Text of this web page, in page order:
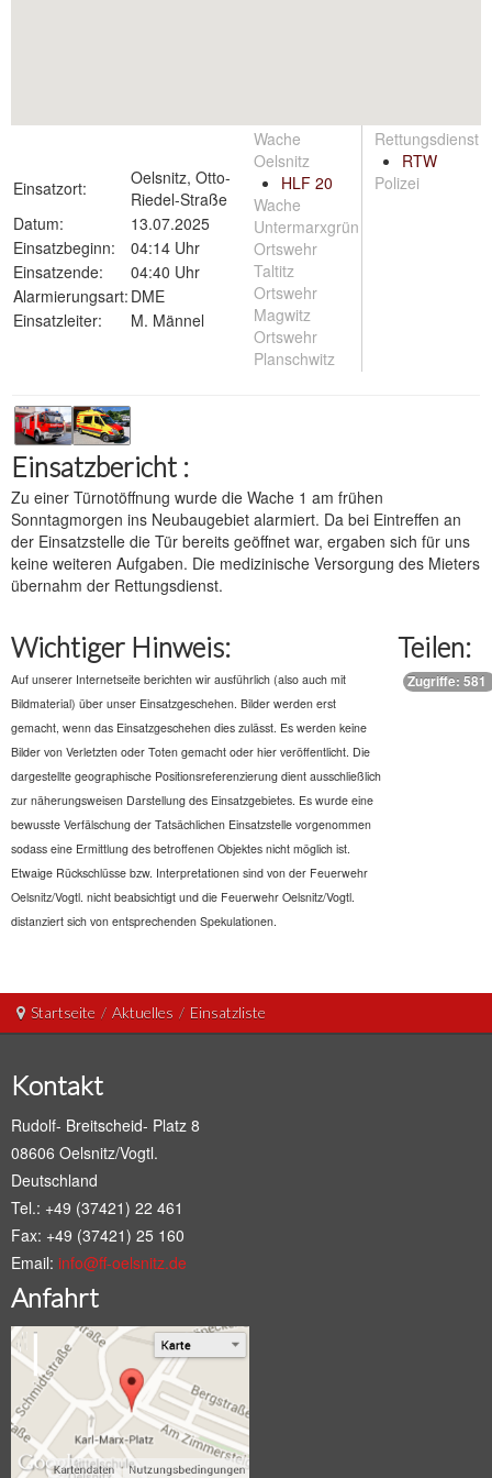
Einsatzort:
Oelsnitz, Otto-
Riedel-Straße
Datum:
13.07.2025
Einsatzbeginn:
04:14 Uhr
Einsatzende:
04:40 Uhr
Alarmierungsart: DME
Einsatzleiter:
M. Männel
Wache
Oelsnitz
HLF 20
Wache
Untermarxgrün
Ortswehr
Taltitz
Ortswehr
Magwitz
Ortswehr
Planschwitz
Rettungsdienst
RTW
Polizei
Einsatzbericht :
Zu einer Türnotöffnung wurde die Wache 1 am frühen
Sonntagmorgen ins Neubaugebiet alarmiert. Da bei Eintreffen an
der Einsatzstelle die Tür bereits geöffnet war, ergaben sich für uns
keine weiteren Aufgaben. Die medizinische Versorgung des Mieters
übernahm der Rettungsdienst.
Wichtiger Hinweis:
Auf unserer Internetseite berichten wir ausführlich (also auch mit
Bildmaterial) über unser Einsatzgeschehen. Bilder werden erst
gemacht, wenn das Einsatzgeschehen dies zulässt. Es werden keine
Bilder von Verletzten oder Toten gemacht oder hier veröffentlicht. Die
dargestellte geographische Positionsreferenzierung dient ausschließlich
zur näherungsweisen Darstellung des Einsatzgebietes. Es wurde eine
bewusste Verfälschung der Tatsächlichen Einsatzstelle vorgenommen
sodass eine Ermittlung des betroffenen Objektes nicht möglich ist.
Etwaige Rückschlüsse bzw. Interpretationen sind von der Feuerwehr
Oelsnitz/Vogtl. nicht beabsichtigt und die Feuerwehr Oelsnitz/Vogtl.
distanziert sich von entsprechenden Spekulationen.
Teilen:
Zugriffe: 581
Startseite / Aktuelles / Einsatzliste
Kontakt
Rudolf- Breitscheid- Platz 8
08606 Oelsnitz/Vogtl.
Deutschland
Tel.: +49 (37421) 22 461
Fax: +49 (37421) 25 160
Email: info@ff-oelsnitz.de
Anfahrt